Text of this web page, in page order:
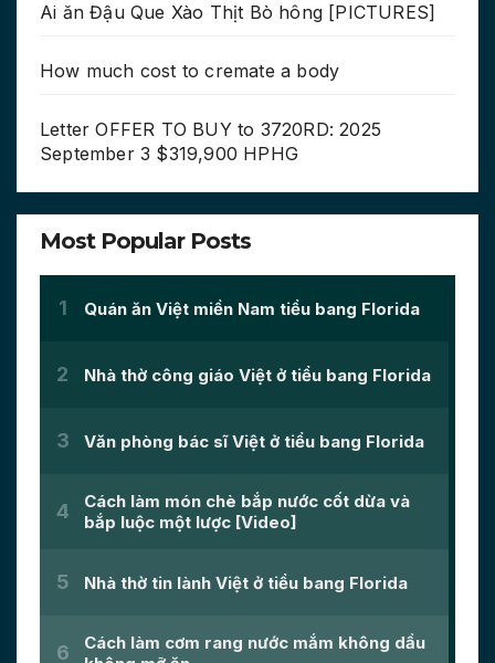
Ai ăn Đậu Que Xào Thịt Bò hông [PICTURES]
How much cost to cremate a body
Letter OFFER TO BUY to 3720RD: 2025
September 3 $319,900 HPHG
Most Popular Posts